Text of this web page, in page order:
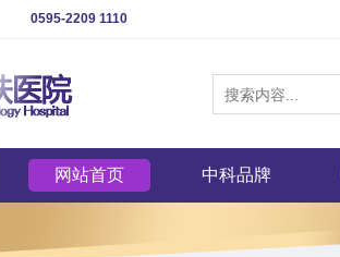
0595-2209 1110
网站首页 中科品牌